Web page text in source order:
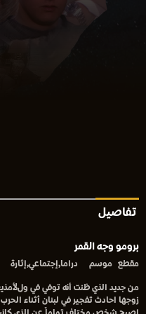
تفاصيل
برومو وجه القمر
مقطع موسم دراما,إجتماعي,إثارة
من جديد الذي ظنت أنه توفي في
زوجها احادث تفجير في لبنان أثناء